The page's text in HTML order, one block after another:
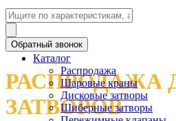
Обратный звонок
РАСПРОДАЖА
ЗАТВОРОВ
Каталог
Распродажа
Шаровые краны
Дисковые затворы
Шиберные затворы